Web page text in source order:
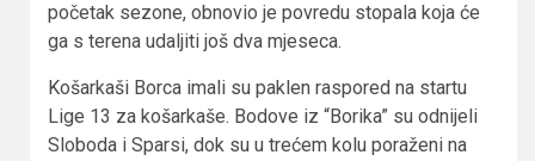
početak sezone, obnovio je povredu stopala koja će
ga s terena udaljiti još dva mjeseca.
Košarkaši Borca imali su paklen raspored na startu
Lige 13 za košarkaše. Bodove iz “Borika” su odnijeli
Sloboda i Sparsi, dok su u trećem kolu poraženi na